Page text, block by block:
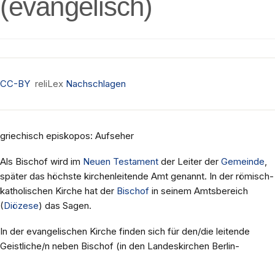
(evangelisch)
CC-BY reliLex Nachschlagen
griechisch episkopos: Aufseher
Als Bischof wird im Neuen Testament der Leiter der Gemeinde,
später das höchste kirchenleitende Amt genannt. In der römisch-
katholischen Kirche hat der Bischof in seinem Amtsbereich
(Diözese) das Sagen.
In der evangelischen Kirche finden sich für den/die leitende
Geistliche/n neben Bischof (in den Landeskirchen Berlin-